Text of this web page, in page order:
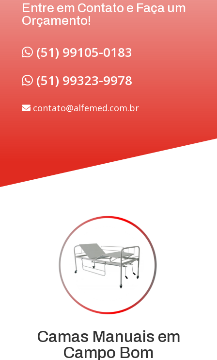
Entre em Contato e Faça um
Orçamento!
(51) 99105-0183
(51) 99323-9978
contato@alfemed.com.br
Camas Manuais em
Campo Bom